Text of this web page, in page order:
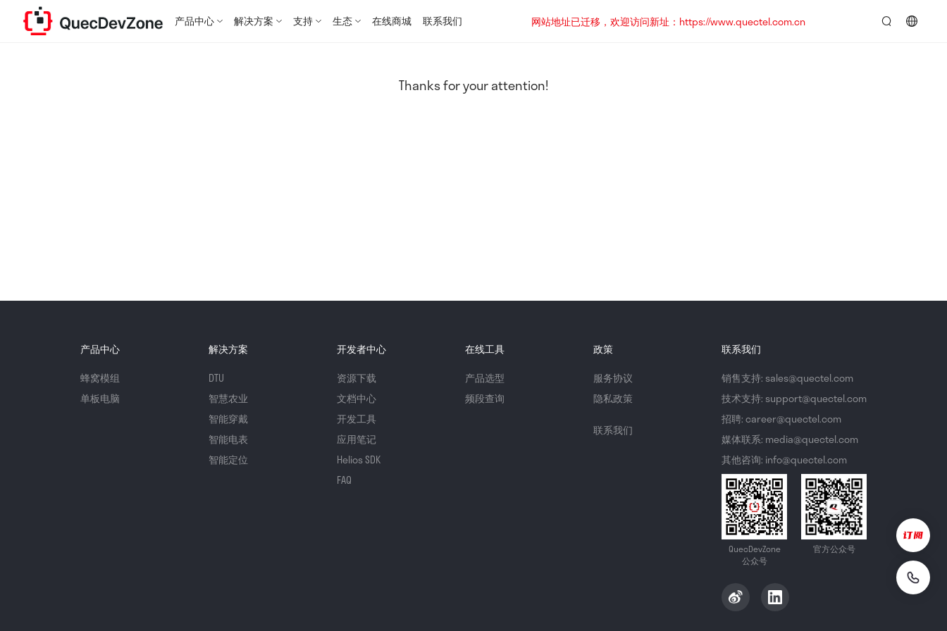
产品中心 解决方案 支持 生态 在线商城 联系我们
网站地址已迁移，欢迎访问新址：https://www.quectel.com.cn
Thanks for your attention!
产品中心
蜂窝模组
单板电脑
解决方案
DTU
智慧农业
智能穿戴
智能电表
智能定位
开发者中心
资源下载
文档中心
开发工具
应用笔记
Helios SDK
FAQ
在线工具
产品选型
频段查询
政策
服务协议
隐私政策
联系我们
联系我们
销售支持: sales@quectel.com
技术支持: support@quectel.com
招聘: career@quectel.com
媒体联系: media@quectel.com
其他咨询: info@quectel.com
QuecDevZone
公众号
官方公众号